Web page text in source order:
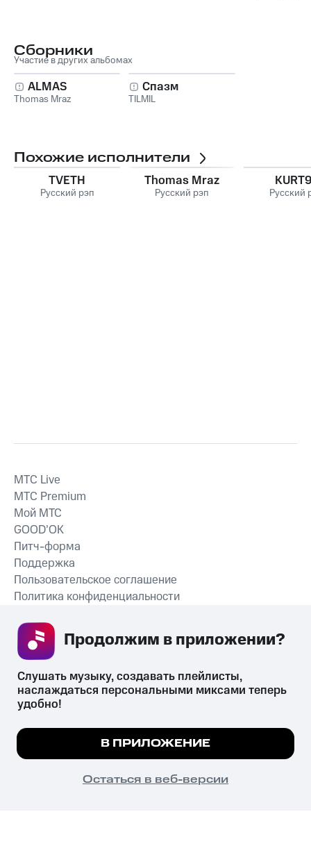
Сборники
Участие в других альбомах
ALMAS
Thomas Mraz
Спазм
TILMIL
Похожие исполнители
TVETH
Русский рэп
Thomas Mraz
Русский рэп Русский
СКАЧАТЬ ПРИЛОЖЕНИЕ
MTС Live
MTС Premium
Мой МТС
GOOD’OK
Питч-форма
Поддержка
Пользовательское соглашение
Политика конфиденциальности
психотропных веществ, их аналогов причиняет вред здоровью,
их незаконный оборот запрещён и влечёт установленную
законодательством ответственность.
© 2026 ООО «КИОН».
Все права защищены
Мы используем куки, чтобы на сайте все
Подробнее
ПОНЯТНО
Слушать музыку, создавать плейлисты,
наслаждаться персональными миксами теперь
удобно!
В ПРИЛОЖЕНИЕ
Остаться в веб-версии